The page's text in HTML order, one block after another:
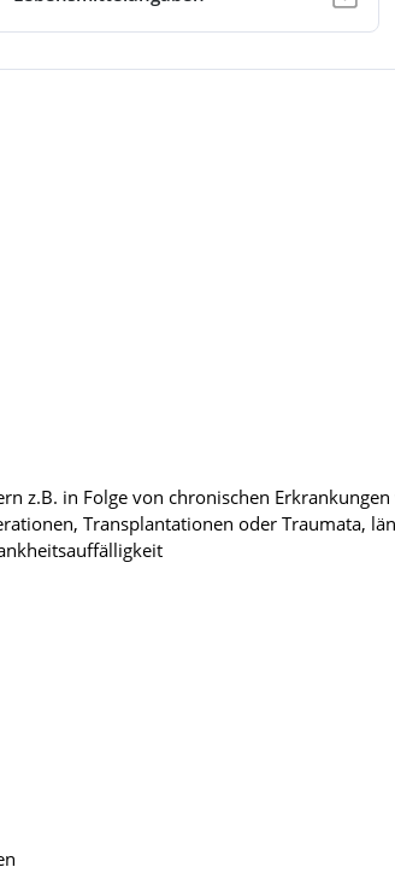
z.B. in Folge von chronischen
Transplantationen oder Traumata,